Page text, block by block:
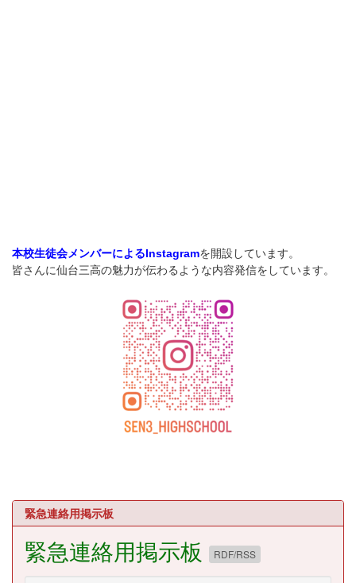
本校生徒会メンバーによるInstagramを開設しています。
皆さんに仙台三高の魅力が伝わるような内容発信をしています。
緊急連絡用掲示板
緊急連絡用掲示板 RDF/RSS